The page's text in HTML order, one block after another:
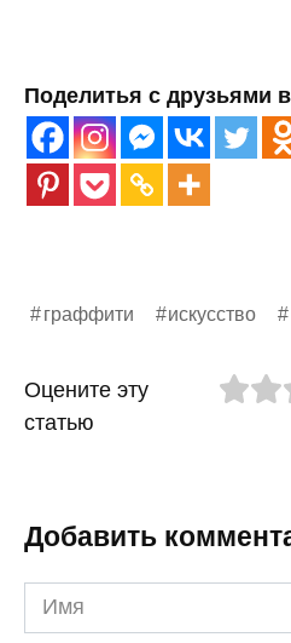
Поделитья с друзьями
граффити искусство
Оцените эту
статью
Добавить
Имя
*